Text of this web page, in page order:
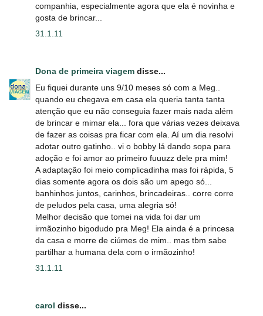
companhia, especialmente agora que ela é novinha e
gosta de brincar...
31.1.11
Dona de primeira viagem disse...
Eu fiquei durante uns 9/10 meses só com a Meg..
quando eu chegava em casa ela queria tanta tanta
atenção que eu não conseguia fazer mais nada além
de brincar e mimar ela... fora que várias vezes deixava
de fazer as coisas pra ficar com ela. Aí um dia resolvi
adotar outro gatinho.. vi o bobby lá dando sopa para
adoção e foi amor ao primeiro fuuuzz dele pra mim!
A adaptação foi meio complicadinha mas foi rápida, 5
dias somente agora os dois são um apego só...
banhinhos juntos, carinhos, brincadeiras.. corre corre
de peludos pela casa, uma alegria só!
Melhor decisão que tomei na vida foi dar um
irmãozinho bigodudo pra Meg! Ela ainda é a princesa
da casa e morre de ciúmes de mim.. mas tbm sabe
partilhar a humana dela com o irmãozinho!
31.1.11
carol disse...